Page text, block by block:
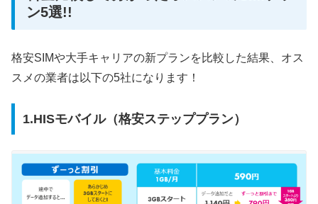
LinksMate
楽天モバイル 0円 1,078円 1,078円
LIBMO
1,078円
1,078円
日本通信
SIM（合理的か
けほプラン）
－ － －
ン5選!!
格安SIMや大手キャリアの新プランを比較した結果、オス
スメの業者は以下の5社になります！
1.HISモバイル（格安ステッププラン）